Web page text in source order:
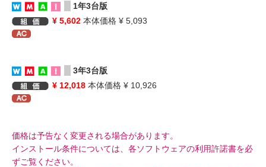
1年3台版
¥ 5,602 本体価格 ¥ 5,093
3年3台版
¥ 12,018 本体価格 ¥ 10,926
価格は予告なく変更される場合があります。
インストール条件については、各ソフトウェアの利用許諾書を必
ずご覧ください。